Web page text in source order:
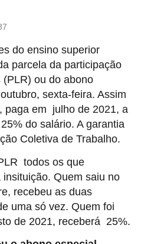
do ensino superior
parcela da participação
ou do abono
sexta-feira. Assim
paga em julho de 2021, a
do salário. A garantia
Coletiva de Trabalho.
todos os que
Quem saiu no
recebeu as duas
uma só vez. Quem foi
de 2021, receberá 25%.